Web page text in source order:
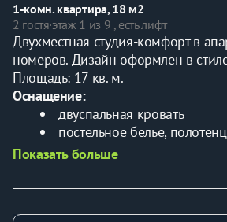
1-комн. квартира, 18 м2
2 гостя·этаж 1 из 9 , есть лифт
Двухместная студия-комфорт в
номеров. Дизайн оформлен в
Площадь: 17 кв. м.
Оснащение:
двуспальная кровать
постельное белье,
гостя
кабельное ТВ
Показать больше